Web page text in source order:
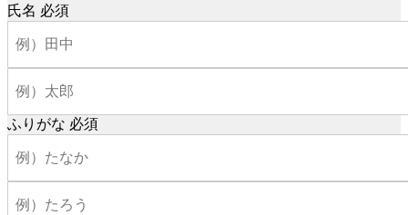
氏名 必須
ふりがな 必須